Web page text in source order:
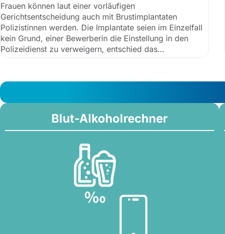
Frauen können laut einer vorläufigen
Gerichtsentscheidung auch mit Brustimplantaten
Polizistinnen werden. Die Implantate seien im Einzelfall
kein Grund, einer Bewerberin die Einstellung in den
Polizeidienst zu verweigern, entschied das
Blut-Alkoholrechner